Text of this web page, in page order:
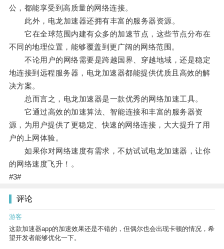
公，都能享受到高质量的网络连接。
此外，电龙加速器还拥有丰富的服务器资源。
它在全球范围内建有众多的加速节点，这些节点分布在
不同的地理位置，能够覆盖到更广阔的网络范围。
不论用户的网络需要是跨越国界、穿越地域，还是稳定
地连接到远程服务器，电龙加速器都能提供优质且高效的解
决方案。
总而言之，电龙加速器是一款优秀的网络加速工具。
它通过高效的加速算法、智能连接和丰富的服务器资
源，为用户提供了更稳定、快速的网络连接，大大提升了用
户的上网体验。
如果你对网络速度有需求，不妨试试电龙加速器，让你
的网络速度飞升！。
#3#
评论
游客
这款加速器app的加速效果还是不错的，但偶尔也会出现卡顿的情况，希
望开发者能够优化一下。